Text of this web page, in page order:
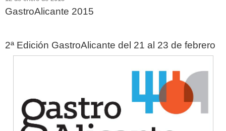
GastroAlicante 2015
2ª Edición GastroAlicante del 21 al 23 de febrero